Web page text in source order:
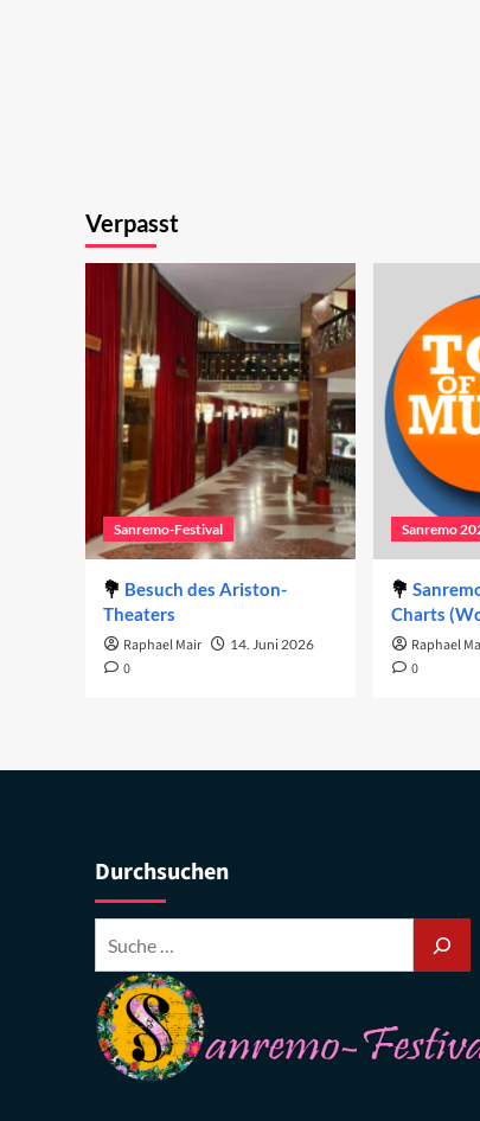
Verpasst
Sanremo-Festival
Besuch des Ariston-
Theaters
Raphael Mair 14. Juni 2026
0
Sanremo
Charts
Raphael
0
Durchsuchen